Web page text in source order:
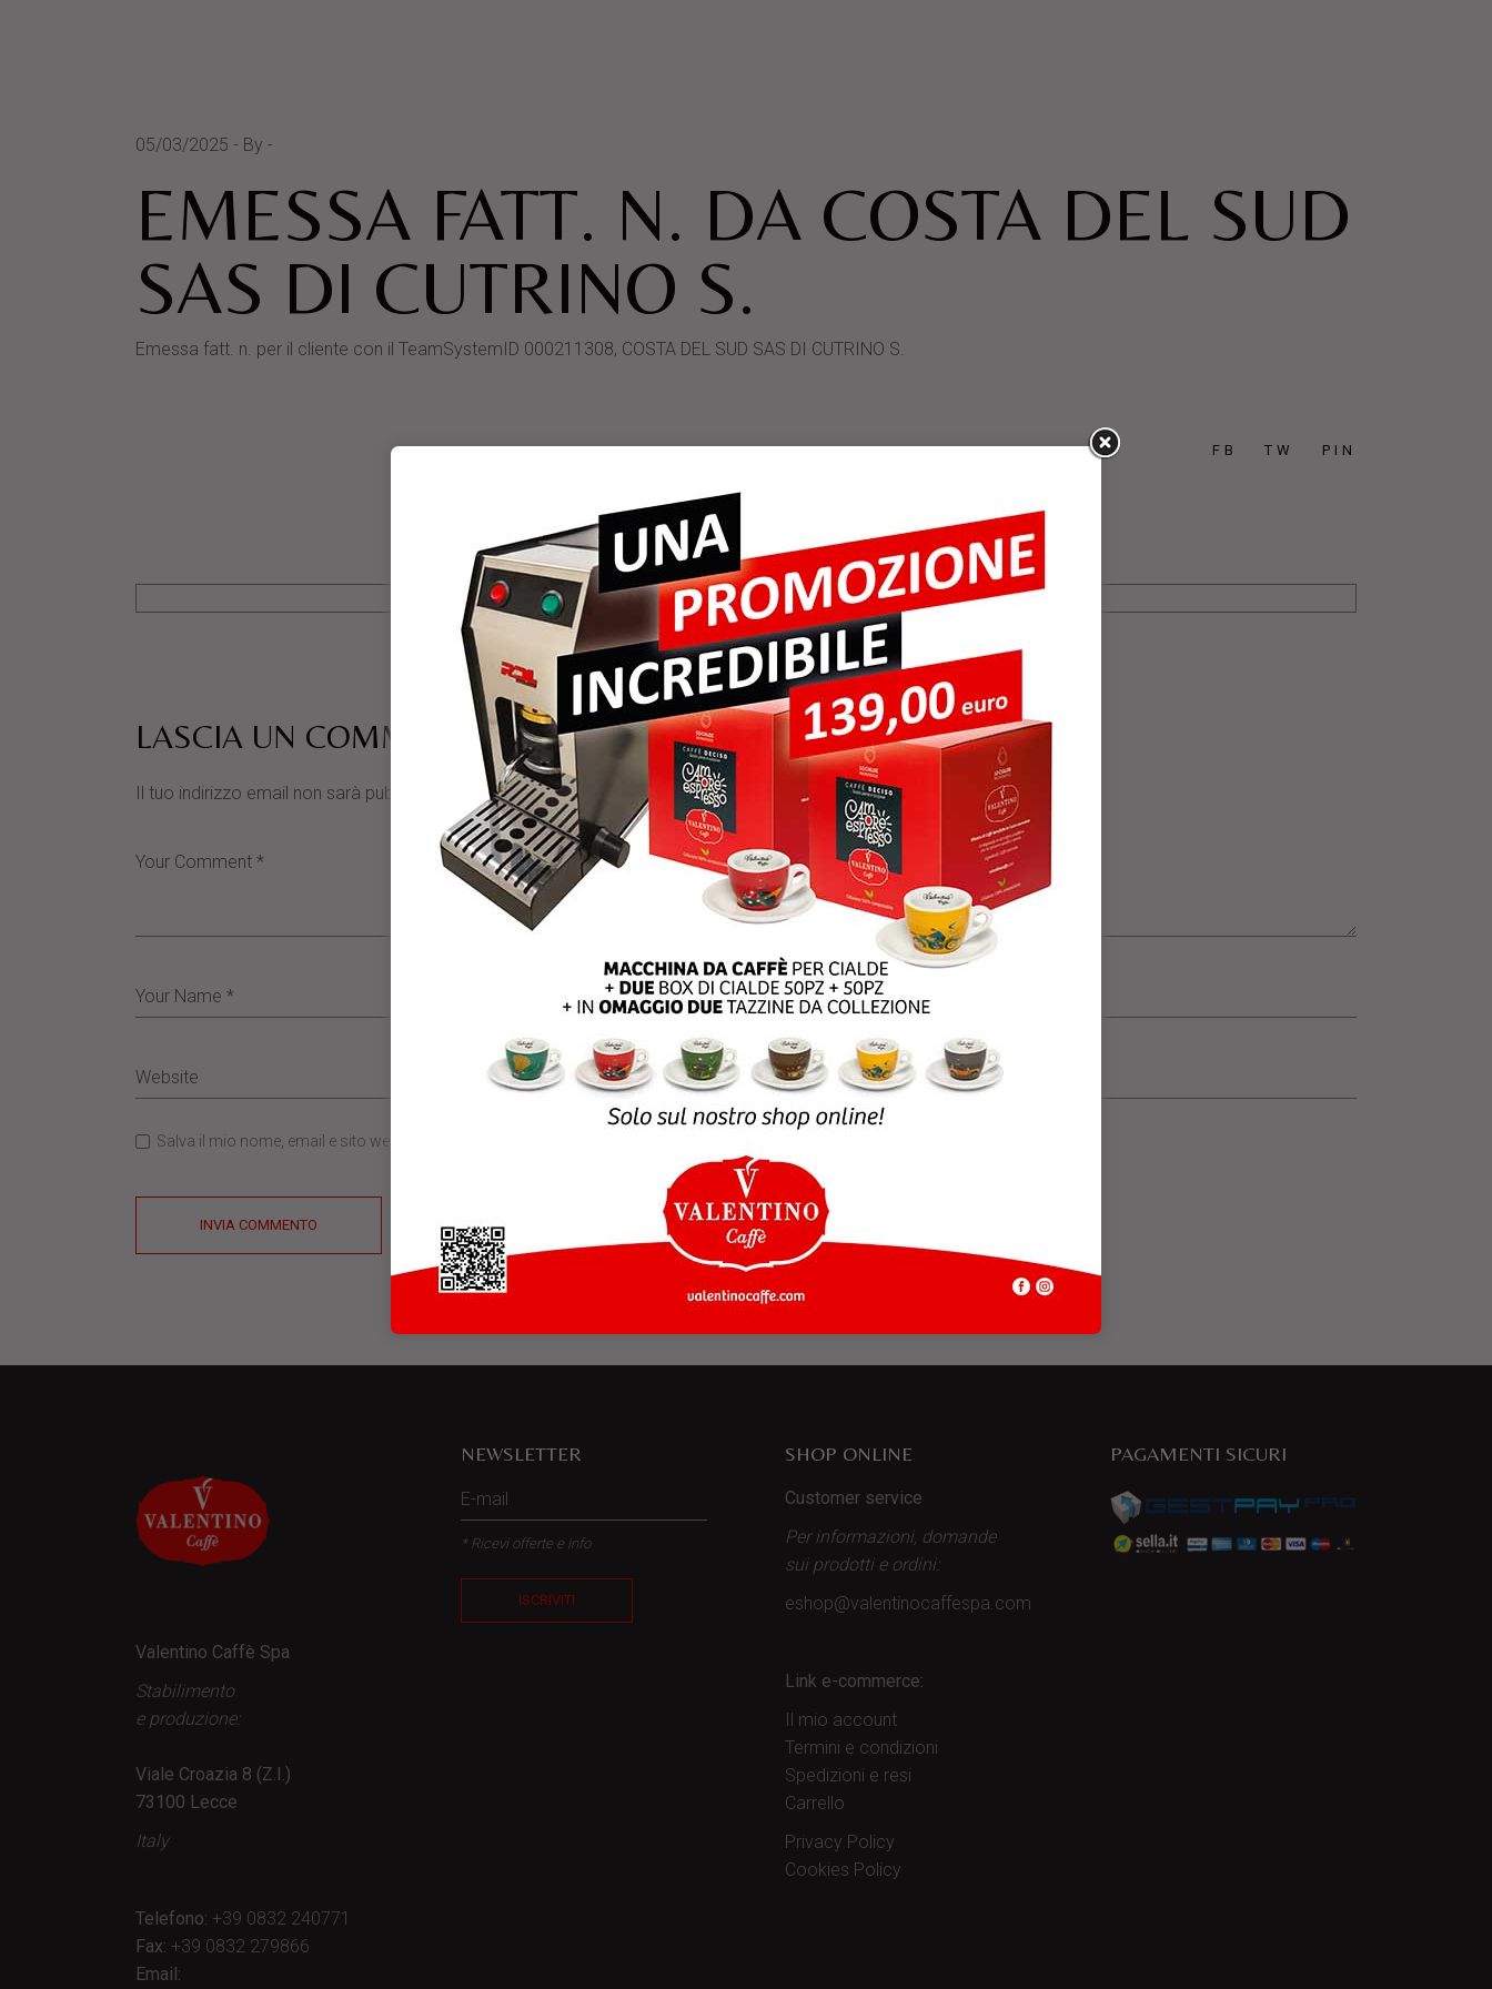
05/03/2025 By
EMESSA FATT. N. DA COSTA DEL SUD
SAS DI CUTRINO S.
Emessa fatt. n. per il cliente con il TeamSystemID 000211308, COSTA DEL SUD SAS DI CUTRINO S.
FB TW PIN
LASCIA UN COMMENTO
Il tuo indirizzo email non sarà pubblicato. I campi obbligatori sono contrassegnati
Salva il mio nome, email e sito web in questo browser per la prossima volta che commento.
INVIA COMMENTO
Valentino Caffè Spa
Stabilimento
e produzione:
Viale Croazia 8 (Z.I.)
73100 Lecce
Italy
Telefono: +39 0832 240771
Fax: +39 0832 279866
Email:
NEWSLETTER
* Ricevi offerte e info
ISCRIVITI
SHOP ONLINE
Customer service
Per informazioni, domande
sui prodotti e ordini:
eshop@valentinocaffespa.com
Link e-commerce:
Il mio account
Termini e condizioni
Spedizioni e resi
Carrello
Privacy Policy
Cookies Policy
PAGAMENTI SICURI